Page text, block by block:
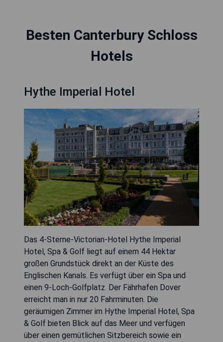
Besten Canterbury Schloss
Hotels
Hythe Imperial Hotel
Das 4-Sterne-Victorian-Hotel Hythe Imperial
Hotel, Spa & Golf liegt auf einem 44 Hektar
großen Grundstück direkt an der Küste des
Englischen Kanals. Es verfügt über ein Spa und
einen 9-Loch-Golfplatz. Der Fährhafen Dover
erreicht man in nur 20 Fahrminuten. Die
geräumigen Zimmer im Hythe Imperial Hotel, Spa
& Golf bieten Blick auf das Meer und verfügen
über einen gemütlichen Sitzbereich sowie ein